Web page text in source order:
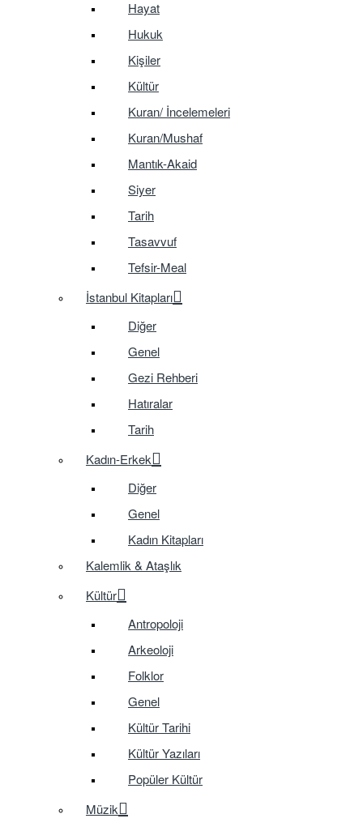
Hayat
Hukuk
Kişiler
Kültür
Kuran/ İncelemeleri
Kuran/Mushaf
Mantık-Akaid
Siyer
Tarih
Tasavvuf
Tefsir-Meal
İstanbul Kitapları
Diğer
Genel
Gezi Rehberi
Hatıralar
Tarih
Kadın-Erkek
Diğer
Genel
Kadın Kitapları
Kalemlik & Ataşlık
Kültür
Antropoloji
Arkeoloji
Folklor
Genel
Kültür Tarihi
Kültür Yazıları
Popüler Kültür
Müzik